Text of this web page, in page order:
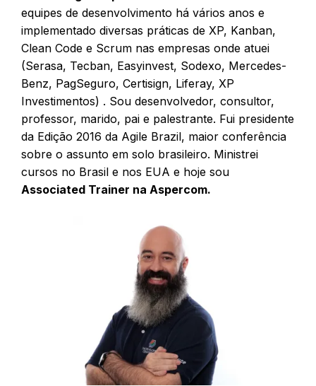
equipes de desenvolvimento há vários anos e
implementado diversas práticas de XP, Kanban,
Clean Code e Scrum nas empresas onde atuei
(Serasa, Tecban, Easyinvest, Sodexo, Mercedes-
Benz, PagSeguro, Certisign, Liferay, XP
Investimentos) . Sou desenvolvedor, consultor,
professor, marido, pai e palestrante. Fui presidente
da Edição 2016 da Agile Brazil, maior conferência
sobre o assunto em solo brasileiro. Ministrei
cursos no Brasil e nos EUA e hoje sou
Associated Trainer na Aspercom.